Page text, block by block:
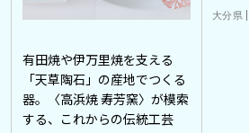
有田焼や伊万里焼を支える
「天草陶石」の産地でつくる
器。〈高浜焼 寿芳窯〉が模索
する、これからの伝統工芸
大分県